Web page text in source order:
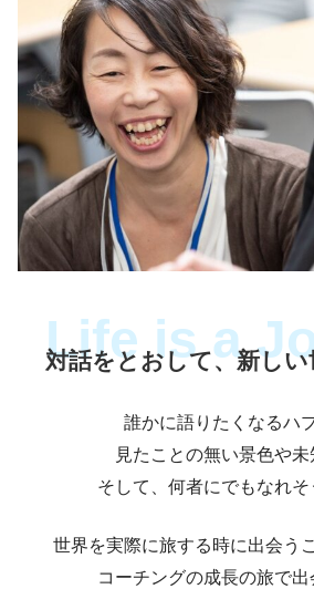
対話をとおして、新し
誰かに語りたくなるハ
見たことの無い景色や
そして、何者にでもなれ
世界を実際に旅する時に出会う
コーチングの成長の旅で出